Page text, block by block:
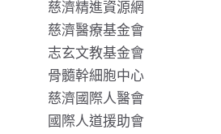
慈濟精進資源網
慈濟醫療基金會
志玄文教基金會
骨髓幹細胞中心
慈濟國際人醫會
國際人道援助會